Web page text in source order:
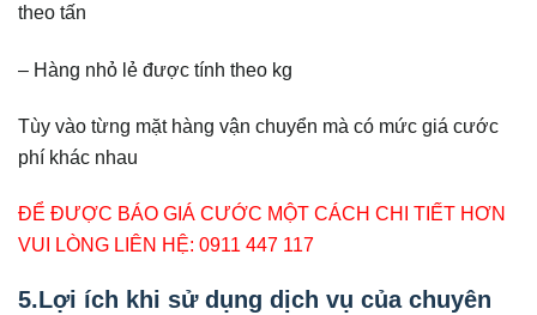
theo tấn
– Hàng nhỏ lẻ được tính theo kg
Tùy vào từng mặt hàng vận chuyển mà có mức giá cước
phí khác nhau
ĐỂ ĐƯỢC BÁO GIÁ CƯỚC MỘT CÁCH CHI TIẾT HƠN
VUI LÒNG LIÊN HỆ: 0911 447 117
5.Lợi ích khi sử dụng dịch vụ của chuyên